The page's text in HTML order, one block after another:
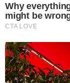
Why
might be
CTA LOVE